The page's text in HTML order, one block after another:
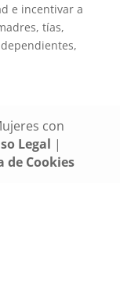
e incentivar a
tías,
con
Legal |
de Cookies